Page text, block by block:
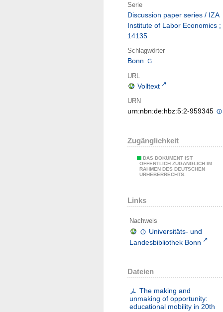
Serie
Discussion paper series / IZA
Institute of Labor Economics ;
14135
Schlagwörter
Bonn
URL
Volltext
URN
urn:nbn:de:hbz:5:2-959345
Zugänglichkeit
DAS DOKUMENT IST
ÖFFENTLICH ZUGÄNGLICH IM
RAHMEN DES DEUTSCHEN
URHEBERRECHTS.
Links
Nachweis
Universitäts- und
Landesbibliothek Bonn
Dateien
The making and
unmaking of opportunity:
educational mobility in 20th